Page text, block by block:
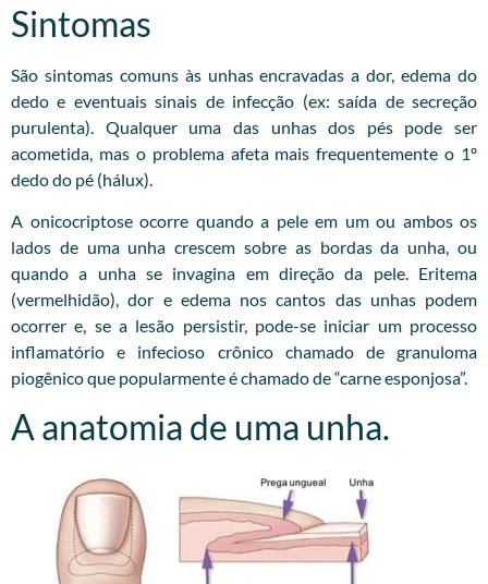
Sintomas
São sintomas comuns às unhas encravadas a dor, edema do
dedo e eventuais sinais de infecção (ex: saída de secreção
purulenta). Qualquer uma das unhas dos pés pode ser
acometida, mas o problema afeta mais frequentemente o 1º
dedo do pé (hálux).
A onicocriptose ocorre quando a pele em um ou ambos os
lados de uma unha crescem sobre as bordas da unha, ou
quando a unha se invagina em direção da pele. Eritema
(vermelhidão), dor e edema nos cantos das unhas podem
ocorrer e, se a lesão persistir, pode-se iniciar um processo
inflamatório e infecioso crônico chamado de granuloma
piogênico que popularmente é chamado de “carne esponjosa”.
A anatomia de uma unha.